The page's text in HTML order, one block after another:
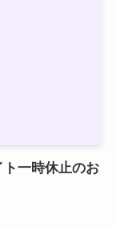
ト一時休止のお